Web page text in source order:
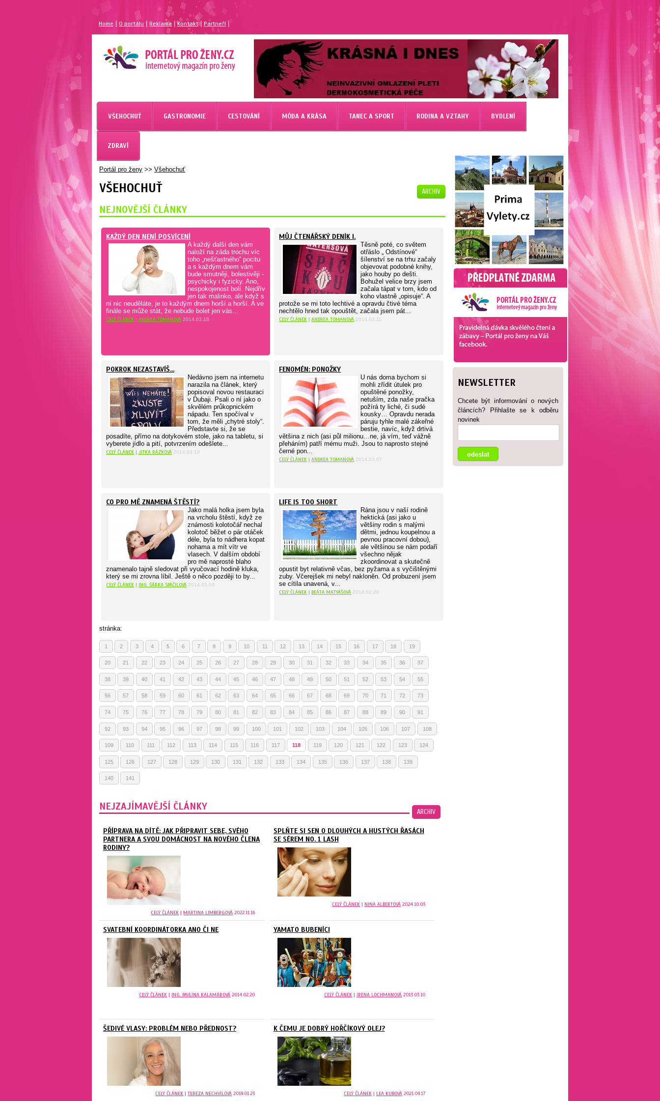
Home |O portálu Reklama Kontakt| Partneří
VŠEHOCHUŤ GASTRONOMIE CESTOVÁNÍ MÓDA A KRÁSA TANEC A SPORT RODINA A VZTAHY BYDLENÍ
ZDRAVÍ
NEWSLETTER
Chcete být informování o nových
článcích? Přihlašte se k odběru
novinek
Portál pro ženy >> Všehochuť
ARCHIV
VŠEHOCHUŤ
NEJNOVĚJŠÍ ČLÁNKY
KAŽDÝ DEN NENÍ POSVÍCENÍ
A každý další den vám
naloží na záda trochu víc
toho „nešťastného“ pocitu
a s každým dnem vám
bude smutněji, bolestivěji -
psychicky i fyzicky. Ano,
nespokojenost bolí. Nejdřív
jen tak malinko, ale když s
ní nic neuděláte, je to každým dnem horší a horší. A ve
finále se může stát, že nebude bolet jen vás...
CELÝ ČLÁNEK | ANDREA TOMANOVÁ 2014.03.18
MŮJ ČTENÁŘSKÝ DENÍK I.
Těsně poté, co světem
otřáslo „ Odstínové“
šílenství se na trhu začaly
objevovat podobné knihy,
jako houby po dešti.
Bohužel velice brzy jsem
začala tápat v tom, kdo od
koho vlastně „opisuje“. A
protože se mi toto lechtivé a opravdu čtivé téma
nechtělo hned tak opouštět, začala jsem pát...
CELÝ ČLÁNEK |ANDREA TOMANOVÁ 2014.03.11
POKROK NEZASTAVÍŠ...
Nedávno jsem na internetu
narazila na článek, který
popisoval novou restauraci
v Dubaji. Psali o ní jako o
skvělém průkopnickém
nápadu. Ten spočíval v
tom, že měli „chytré stoly“.
Představte si, že se
posadíte, přímo na dotykovém stole, jako na tabletu, si
vyberete jídlo a pití, potvrzením odešlete...
CELÝ ČLÁNEK | JITKA RÁZKOVÁ 2014.03.10
FENOMÉN: PONOŽKY
U nás doma bychom si
mohli zřídit útulek pro
opuštěné ponožky,
netuším, zda naše pračka
požírá ty liché, či sudé
kousky… Opravdu nerada
páruju tyhle malé zákeřné
bestie, navíc, když drtivá
většina z nich (asi půl milionu…ne, já vím, teď vážně
přeháním) patří mému muži. Jsou to naprosto stejné
černé pon...
CELÝ ČLÁNEK |ANDREA TOMANOVÁ 2014.03.07
CO PRO MĚ ZNAMENÁ ŠTĚSTÍ?
Jako malá holka jsem byla
na vrcholu štěstí, když ze
známosti kolotočář nechal
kolotoč běžet o pár otáček
déle, byla to nádhera kopat
nohama a mít vítr ve
vlasech. V dalším období
pro mě naprosté blaho
znamenalo tajně sledovat při vyučovací hodině kluka,
který se mi zrovna líbil. Ještě o něco později to by...
CELÝ ČLÁNEK | ING. ŠÁRKA SPÁČILOVÁ 2014.03.04
LIFE IS TOO SHORT
Rána jsou v naší rodině
hektická (asi jako u
většiny rodin s malými
dětmi, jednou koupelnou a
pevnou pracovní dobou),
ale většinou se nám podaří
všechno nějak
zkoordinovat a skutečně
opustit byt relativně včas, bez pyžama a s vyčištěnými
zuby. Včerejšek mi nebyl nakloněn. Od probuzení jsem
se cítila unavená, v...
CELÝ ČLÁNEK | BEÁTA MATYÁŠOVÁ 2014.02.28
stránka:
1 2 3 4 5 6 7 8 9 10 11 12 13 14 15 16 17 18 19
20 21 22 23 24 25 26 27 28 29 30 31 32 33 34 35 36 37
38 39 40 41 42 43 44 45 46 47 48 49 50 51 52 53 54 55
56 57 58 59 60 61 62 63 64 65 66 67 68 69 70 71 72 73
74 75 76 77 78 79 80 81 82 83 84 85 86 87 88 89 90 91
92 93 94 95 96 97 98 99 100 101 102 103 104 105 106 107 108
109 110 111 112 113 114 115 116 117 118 119 120 121 122 123 124
125 126 127 128 129 130 131 132 133 134 135 136 137 138 139
140 141
ARCHIV
NEJZAJÍMAVĚJŠÍ ČLÁNKY
PŘÍPRAVA NA DÍTĚ: JAK PŘIPRAVIT SEBE, SVÉHO
PARTNERA A SVOU DOMÁCNOST NA NOVÉHO ČLENA
RODINY?
CELÝ ČLÁNEK | MARTINA LIMBERGOVÁ 2022.11.16
SPLŇTE SI SEN O DLOUHÝCH A HUSTÝCH ŘASÁCH
SE SÉREM NO. 1 LASH
CELÝ ČLÁNEK | NINA ALBERTOVÁ 2024.10.03
SVATEBNÍ KOORDINÁTORKA ANO ČI NE
CELÝ ČLÁNEK | ING. PAVLÍNA KALAMÁROVÁ 2014.02.20
YAMATO BUBENÍCI
CELÝ ČLÁNEK | IRENA LOCHMANOVÁ 2013.03.10
ŠEDIVÉ VLASY: PROBLÉM NEBO PŘEDNOST?
CELÝ ČLÁNEK |TEREZA NECHVÍLOVÁ 2019.01.23
K ČEMU JE DOBRÝ HOŘČÍKOVÝ OLEJ?
CELÝ ČLÁNEK | LEA KUBOVÁ 2021.09.17